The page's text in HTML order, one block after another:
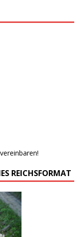
REICHSFORMAT